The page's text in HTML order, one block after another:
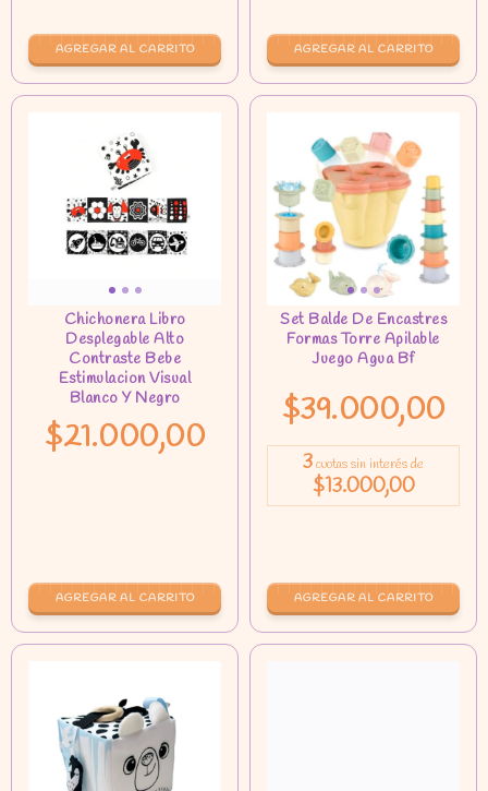
AGREGAR AL CARRITO
$21.000,00
AGREGAR AL CARRITO
$39.000,00
3cuotas sin interés de
$13.000,00